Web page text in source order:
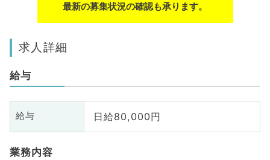
最新の募集状況の確認も承ります。
求人詳細
給与
給与 日給80,000円
業務内容